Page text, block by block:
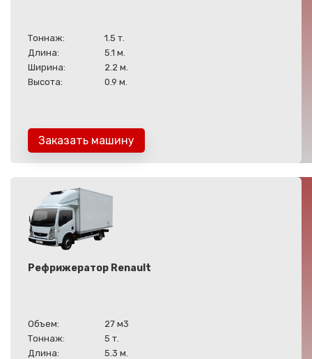
Тоннаж:
1.5 т.
Длина:
5.1 м.
Ширина:
2.2 м.
Высота:
0.9 м.
Заказать машину
Рефрижератор Renault
Объем:
27 м3
Тоннаж:
5 т.
Длина:
5.3 м.